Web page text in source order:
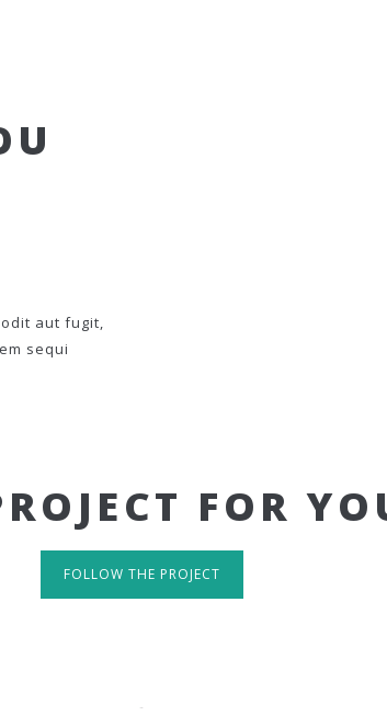
aut fugit,
sequi
FOR
FOLLOW THE PROJECT